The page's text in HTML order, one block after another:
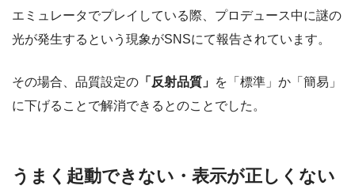
エミュレータでプレイしている際、プロデュース中に謎の
光が発生するという現象がSNSにて報告されています。
その場合、品質設定の 「反射品質」 を「標準」か「簡易」
に下げることで解消できるとのことでした。
うまく起動できない・表示が正しくない